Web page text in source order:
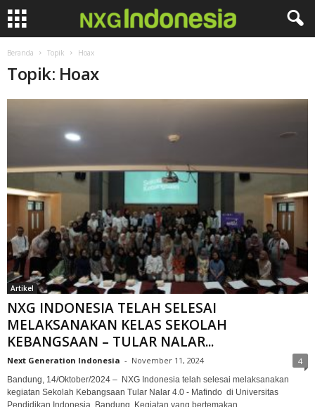
Beranda Topik Hoax
Topik: Hoax
Artikel
NXG INDONESIA TELAH SELESAI
MELAKSANAKAN KELAS SEKOLAH
KEBANGSAAN – TULAR NALAR...
Next Generation Indonesia - November 11, 2024 4
Bandung, 14/Oktober/2024 – NXG Indonesia telah selesai melaksanakan
kegiatan Sekolah Kebangsaan Tular Nalar 4.0 - Mafindo di Universitas
Pendidikan Indonesia, Bandung. Kegiatan yang bertemakan...